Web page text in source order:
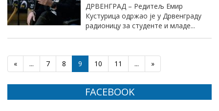
ДРВЕНГРАД – Редитељ Емир
Кустурица одржао је у Дрвенграду
радионицу за студенте и младе...
« ... 7 8 9 10 11 ... »
FACEBOOK